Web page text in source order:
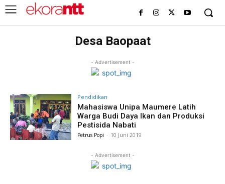
Desa Baopaat
- Advertisement -
Pendidikan
Mahasiswa Unipa Maumere Latih
Warga Budi Daya Ikan dan Produksi
Pestisida Nabati
Petrus Popi - 10 Juni 2019
- Advertisement -